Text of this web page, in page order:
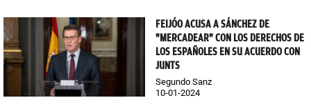
FEIJÓO ACUSA A SÁNCHEZ DE
"MERCADEAR" CON LOS DERECHOS DE
LOS ESPAÑOLES EN SU ACUERDO CON
JUNTS
Segundo Sanz
10-01-2024